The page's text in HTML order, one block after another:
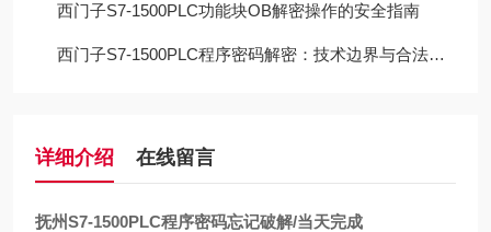
西门子S7-1500PLC功能块OB解密操作的安全指南
西门子S7-1500PLC程序密码解密：技术边界与合法路径的深度解析
详细介绍 在线留言
抚州S7-1500PLC程序密码忘记破解/当天完成